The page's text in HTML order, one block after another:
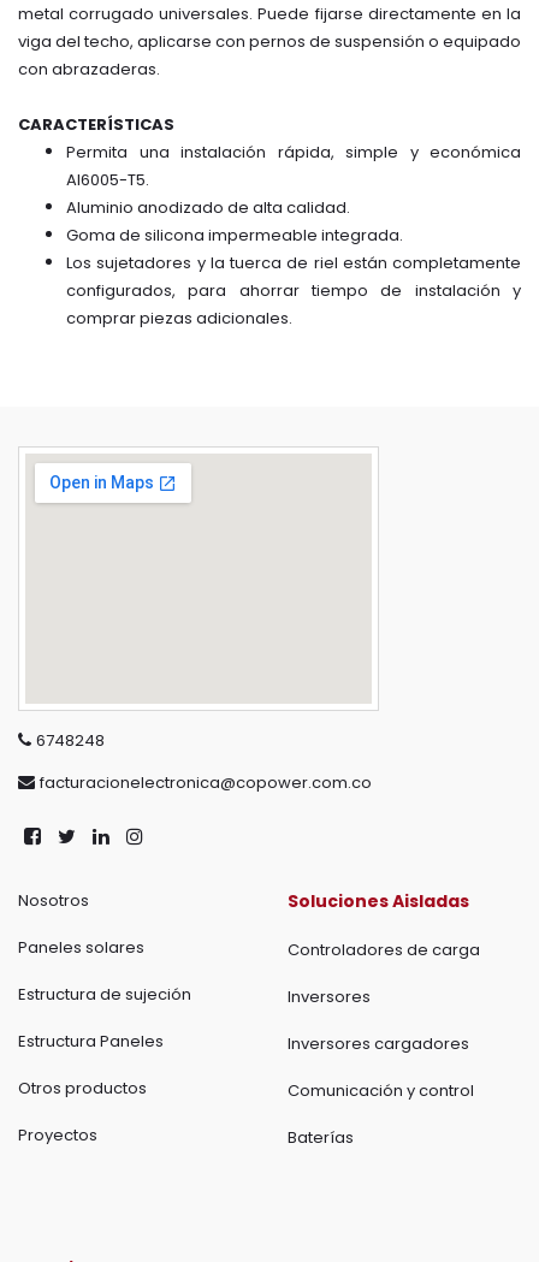
metal corrugado universales. Puede fijarse directamente en la
viga del techo, aplicarse con pernos de suspensión o equipado
con abrazaderas.
CARACTERÍSTICAS
Permita una instalación rápida, simple y económica
Al6005-T5.
Aluminio anodizado de alta calidad.
Goma de silicona impermeable integrada.
Los sujetadores y la tuerca de riel están completamente
configurados, para ahorrar tiempo de instalación y
comprar piezas adicionales.
6748248
facturacionelectronica@copower.com.co
Nosotros
Paneles solares
Estructura de sujeción
Estructura Paneles
Otros productos
Proyectos
Soluciones Aisladas
Controladores de carga
Inversores
Inversores cargadores
Comunicación y control
Baterías